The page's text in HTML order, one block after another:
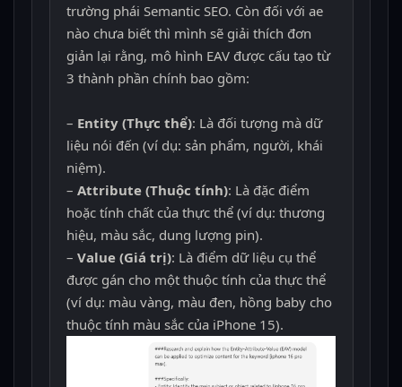
trường phái Semantic SEO. Còn đối với ae
nào chưa biết thì mình sẽ giải thích đơn
giản lại rằng, mô hình EAV được cấu tạo từ
3 thành phần chính bao gồm:
– Entity (Thực thể): Là đối tượng mà dữ
liệu nói đến (ví dụ: sản phẩm, người, khái
niệm).
–Attribute (Thuộc tính): Là đặc điểm
hoặc tính chất của thực thể (ví dụ: thương
hiệu, màu sắc, dung lượng pin).
–Value (Giá trị): Là điểm dữ liệu cụ thể
được gán cho một thuộc tính của thực thể
(ví dụ: màu vàng, màu đen, hồng baby cho
thuộc tính màu sắc của iPhone 15).